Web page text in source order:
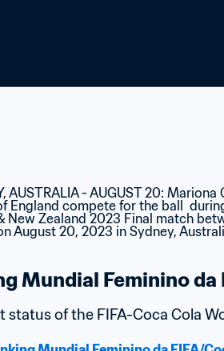
Mundial Feminino
status of the FIFA-Coca Cola